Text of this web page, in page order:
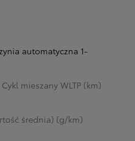
automatyczna 1-
mieszany WLTP (km)
średnia) (g/km)